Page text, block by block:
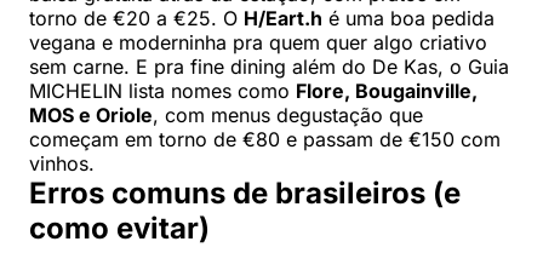
torno de €20 a €25. O H/Eart.h é uma boa pedida
vegana e moderninha pra quem quer algo criativo
sem carne. E pra fine dining além do De Kas, o Guia
MICHELIN lista nomes como Flore, Bougainville,
MOS e Oriole, com menus degustação que
começam em torno de €80 e passam de €150 com
vinhos.
Erros comuns de brasileiros (e
como evitar)